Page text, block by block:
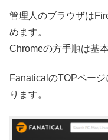
管理人のブラウザは
めます。
Chromeの方手順は基
FanaticalのTOPペー
ります。